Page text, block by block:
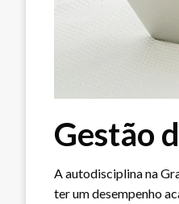
Gestão
A autodisciplina na
ter um desempenho